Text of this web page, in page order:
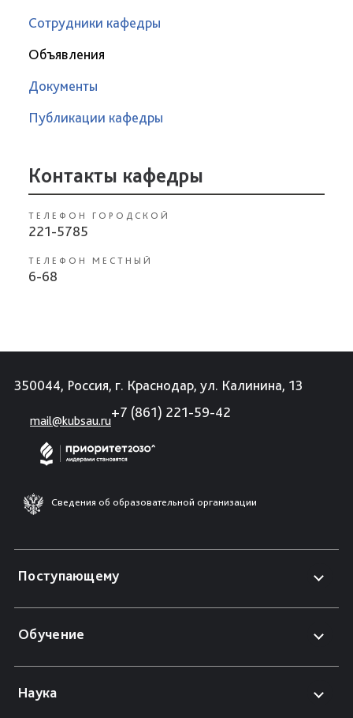
Сотрудники кафедры
Объявления
Документы
Публикации кафедры
Контакты кафедры
ТЕЛЕФОН ГОРОДСКОЙ
221-5785
ТЕЛЕФОН МЕСТНЫЙ
6-68
350044, Россия, г. Краснодар, ул. Калинина, 13
mail@kubsau.ru
+7 (861) 221-59-42
Сведения об образовательной организации
Поступающему
Обучение
Наука